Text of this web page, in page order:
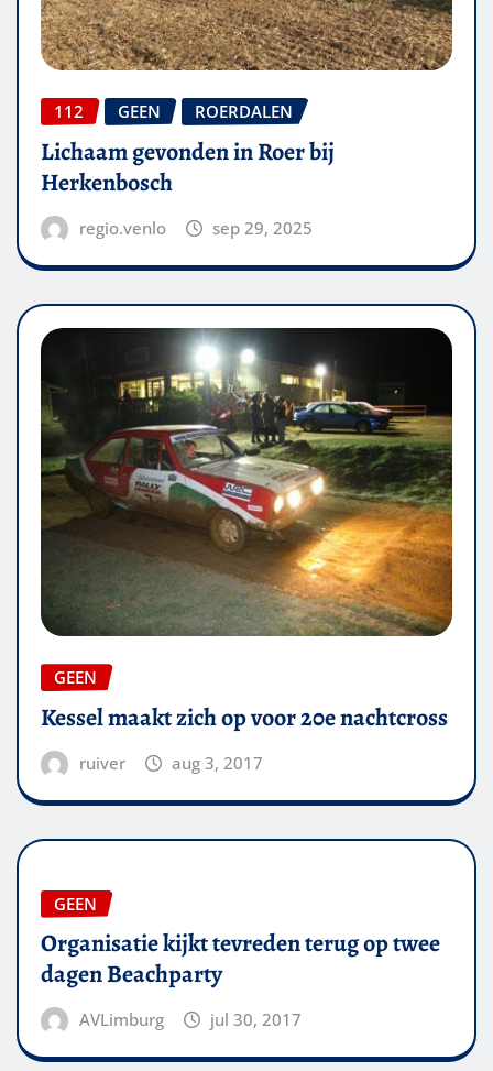
112 GEEN ROERDALEN
Lichaam gevonden in Roer bij
Herkenbosch
regio.venlo sep 29, 2025
GEEN
Kessel maakt zich op voor 20e nachtcross
ruiver aug 3, 2017
GEEN
Organisatie kijkt tevreden terug op twee
dagen Beachparty
AVLimburg jul 30, 2017